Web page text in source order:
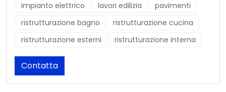
impianto elettrico lavori edilizia
pavimenti
ristrutturazione bagno
ristrutturazione cucina
ristrutturazione esterni
ristrutturazione interna
Contatta